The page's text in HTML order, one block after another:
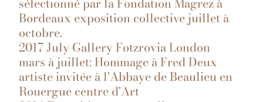
Bordeaux exposition collective juillet à
octobre.
2017 July Gallery Fotzrovia London
mars à juillet: Hommage à Fred Deux
artiste invitée à l'Abbaye de Beaulieu en
Rouergue centre d'Art